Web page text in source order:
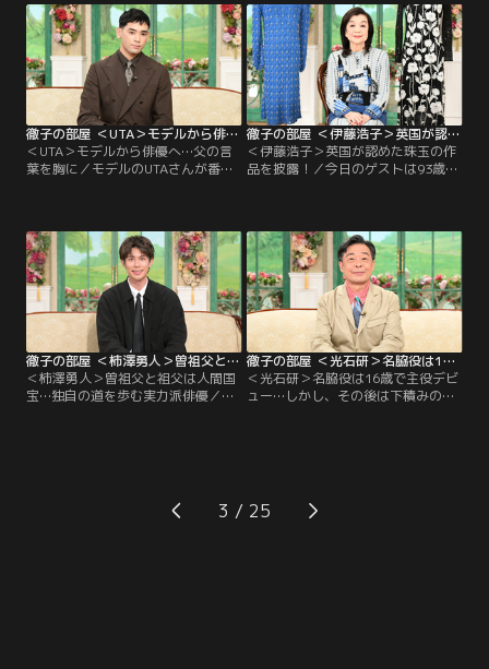
過ごした時間は60年以上で、2人で
作詞作曲して数々のヒット曲を生み
出してきた。結婚当初から記念日は
祝わないスタイルで、最近は毎日30
分の掃除が日課になった。夫婦共に
80代になり…。
「こんなのはジャズではない」と批
判され、長い間、「わたしはジャズ
シンガーです、とは言えなかった」
と言う。コロナ禍には引退も考えた
が…。
徹子の部屋 ＜UTA＞モデルから俳優へ…父の言葉を胸に（2026/07/01放送分）
＜UTA＞モデルから俳優へ…父の言
葉を胸に／モデルのUTAさんが番組
を代表する著名な芸能一家で育った
知られざる素顔を明かします。家で
は祖父を「裕也」と呼び捨てにして
いた驚きの日常や…。
徹子の部屋 ＜伊藤浩子＞英国が認めた珠玉の作品を披露！（2026/06/30放送分）
＜伊藤浩子＞英国が認めた珠玉の作
品を披露！／今日のゲストは93歳の
ほど、その情熱を絶やすことがなか
った伊藤さん。高校時代に恩師から
ヨーロッパの技法や色彩学を学び、
20歳の時に「全国編物コンクール」
で最優秀となる高松宮妃賞を受賞。
徹子の部屋 ＜柿澤勇人＞曽祖父と祖父は人間国宝…独自の道を歩む実力派俳優（2026/06/26放送分）
＜柿澤勇人＞曽祖父と祖父は人間国
宝…独自の道を歩む実力派俳優／劇
幼少期からプロのサッカー選手を目
指し、強豪校のサッカー部で汗を流
徹子の部屋 ＜光石研＞名脇役は16歳で主役デビュー…しかし、その後は下積みの生活も長く（2026/06/25放送分）
＜光石研＞名脇役は16歳で主役デビ
ュー…しかし、その後は下積みの生
調だったが、30代の頃には仕事もな
くしばらく下積み生活を味わった。
3